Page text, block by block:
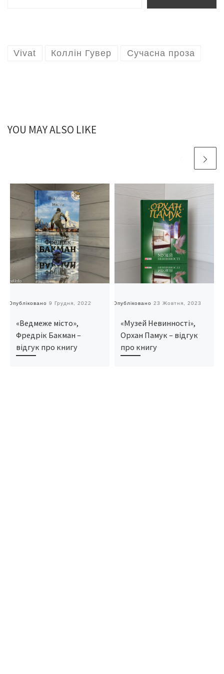
Vivat Коллін Гувер Сучасна проза
YOU MAY ALSO LIKE
Опубліковано 9 Грудня, 2022
«Ведмеже місто»,
Фредрік Бакман –
відгук про книгу
Опубліковано 23 Жовтня, 2023
«Музей Невинності»,
Орхан Памук – відгук
про книгу